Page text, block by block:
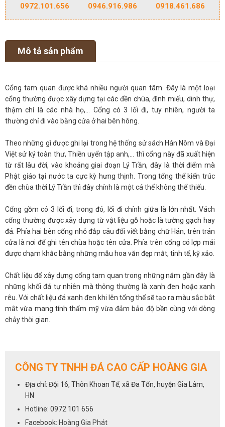
0972.101.656 0946.916.986 0918.461.686
Mô tả sản phẩm
Cổng tam quan được khá nhiều người quan tâm. Đây là một loại
cổng thường được xây dựng tại các đền chùa, đình miếu, dinh thự,
thậm chí là các nhà họ,… Cổng có 3 lối đi, tuy nhiên, người ta
thường chỉ đi vào bằng cửa ở hai bên hông.
Theo những gì được ghi lại trong hệ thống sử sách Hán Nôm và Đại
Việt sử ký toàn thư, Thiền uyển tập anh,… thì cổng này đã xuất hiện
từ rất lâu đời, vào khoảng giai đoạn Lý Trần, đây là thời điểm mà
Phật giáo tại nước ta cực kỳ hưng thịnh. Trong tổng thể kiến trúc
đền chùa thời Lý Trần thì đây chính là một cá thể không thể thiếu.
Cổng gồm có 3 lối đi, trong đó, lối đi chính giữa là lớn nhất. Vách
cổng thường được xây dựng từ vật liệu gỗ hoặc là tường gạch hay
đá. Phía hai bên cổng nhỏ đắp câu đối viết bằng chữ Hán, trên trán
cửa là nơi để ghi tên chùa hoặc tên cửa. Phía trên cổng có lợp mái
được chạm khắc bằng những mẫu hoa văn đẹp mắt, tinh tế, kỹ xảo.
Chất liệu để xây dựng cổng tam quan trong những năm gần đây là
những khối đá tự nhiên mà thông thường là xanh đen hoặc xanh
rêu. Với chất liệu đá xanh đen khi lên tổng thể sẽ tạo ra màu sắc bắt
mắt vừa mang tính thẩm mỹ vừa đảm bảo độ bền cùng với dòng
chảy thời gian.
CÔNG TY TNHH ĐÁ CAO CẤP HOÀNG GIA
Địa chỉ: Đội 16, Thôn Khoan Tế, xã Đa Tốn, huyện Gia Lâm,
HN
Hotline: 0972 101 656
Facebook: Hoàng Gia Phát